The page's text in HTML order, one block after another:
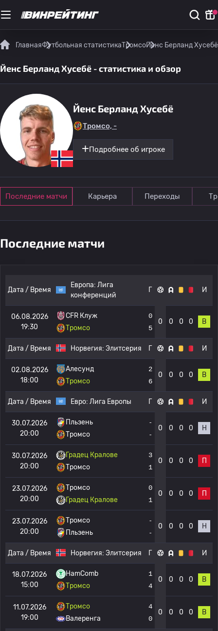
ГлавнаяФутбольная статистикаТромсоЙенс Берланд
Йенс Берланд Хусебё - статистика и обзор
Йенс Берланд Хусебё
Тромсо, -
Подробнее об игроке
Последние матчи Карьера Переходы
Последние матчи
Дата / Время
Европа: Лига
конференций
Г И
06.08.2026
19:30
CFR Клуж
Тромсо
0
5
0 0 0 0 В
Дата / Время Норвегия: Элитсерия Г И
02.08.2026
18:00
Алесунд
Тромсо
2
6
0 0 0 0 В
Дата / Время Евро: Лига Европы Г И
30.07.2026
20:00
Пльзень
Тромсо
-
-
0 0 0 0 Н
30.07.2026
20:00
Градец Кралове
Тромсо
3
1
0 0 0 0 П
23.07.2026
20:00
Тромсо
Градец Кралове
0
1
0 0 0 0 П
23.07.2026
20:00
Тромсо
Пльзень
-
-
0 0 0 0 Н
Дата / Время Норвегия: Элитсерия Г И
18.07.2026
15:00
HamComb
Тромсо
1
4
0 0 0 0 В
11.07.2026
19:00
Тромсо
Валеренга
4
0
0 0 0 0 В